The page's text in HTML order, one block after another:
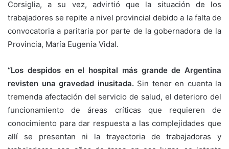
Corsiglia, a su vez, advirtió que la situación de los
trabajadores se repite a nivel provincial debido a la falta de
convocatoria a paritaria por parte de la gobernadora de la
Provincia, María Eugenia Vidal.
“Los despidos en el hospital más grande de Argentina
revisten una gravedad inusitada.Sin tener en cuenta la
tremenda afectación del servicio de salud, el deterioro del
funcionamiento de áreas críticas que requieren de
conocimiento para dar respuesta a las complejidades que
allí se presentan ni la trayectoria de trabajadoras y